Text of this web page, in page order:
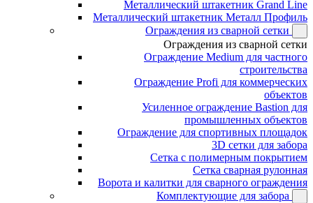
Металлический штакетник Grand Line
Металлический штакетник Металл Профиль
Ограждения из сварной сетки
Ограждения из сварной сетки
Ограждение Medium для частного
строительства
Ограждение Profi для коммерческих
объектов
Усиленное ограждение Bastion для
промышленных объектов
Ограждение для спортивных площадок
3D сетки для забора
Сетка с полимерным покрытием
Сетка сварная рулонная
Ворота и калитки для сварного ограждения
Комплектующие для забора